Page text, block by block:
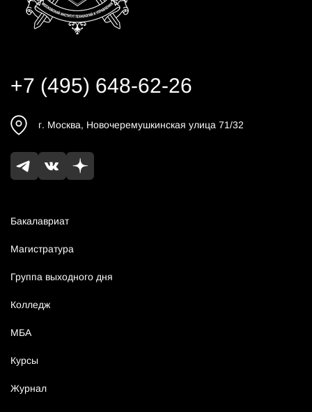
Бакалавриат
Магистратура
Группа выходного дня
Колледж
МБА
Курсы
Журнал
+7 (495) 648-62-26
г. Москва, Новочеремушкинская улица 71/32